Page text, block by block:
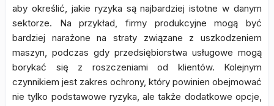
aby określić, jakie ryzyka są najbardziej istotne w danym
sektorze. Na przykład, firmy produkcyjne mogą być
bardziej narażone na straty związane z uszkodzeniem
maszyn, podczas gdy przedsiębiorstwa usługowe mogą
borykać się z roszczeniami od klientów. Kolejnym
czynnikiem jest zakres ochrony, który powinien obejmować
nie tylko podstawowe ryzyka, ale także dodatkowe opcje,